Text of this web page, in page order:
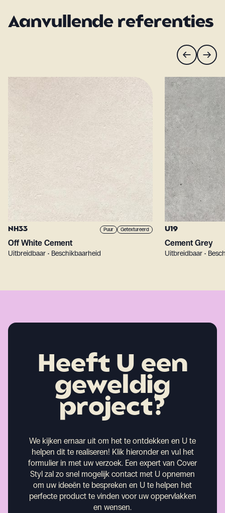
Aanvullende referenties
NH33 Puur Getextureerd
Off White Cement
Uitbreidbaar • Beschikbaarheid
U19
Cement Grey
Uitbreidbaar •
Heeft U een
geweldig
project?
We kijken ernaar uit om het te ontdekken en U te
helpen dit te realiseren! Klik hieronder en vul het
formulier in met uw verzoek. Een expert van Cover
Styl zal zo snel mogelijk contact met U opnemen
om uw ideeën te bespreken en U te helpen het
perfecte product te vinden voor uw oppervlakken
en wensen.